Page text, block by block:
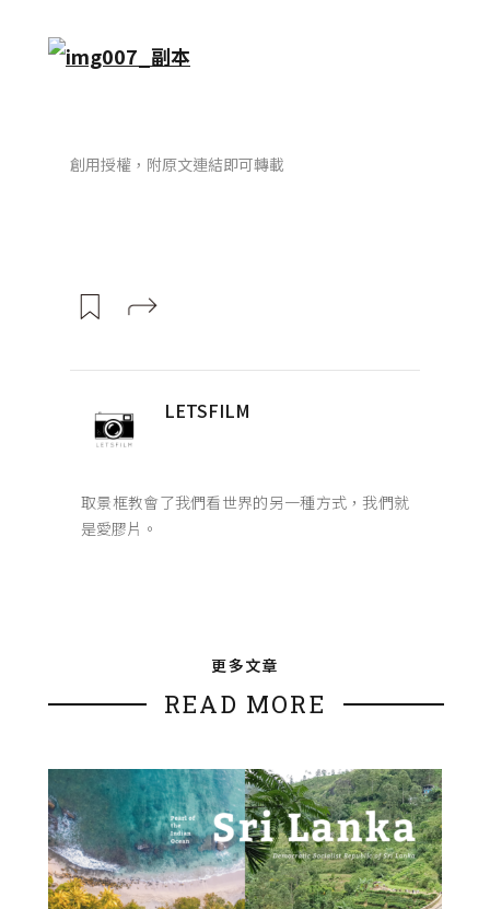
創用授權，附原文連結即可轉載
LETSFILM
取景框教會了我們看世界的另一種方式，我們就
是愛膠片。
更多文章
READ MORE